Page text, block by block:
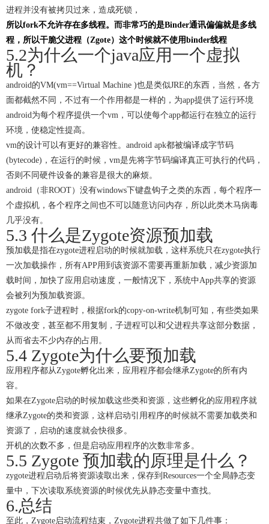
进程并没有被拷贝过来，造成死锁，
所以fork不允许存在多线程。而非常巧的是Binder通讯偏偏就是多线
程，所以干脆父进程（Zgote）这个时候就不使用binder线程
5.2为什么一个java应用一个虚拟
机？
android的VM(vm==Virtual Machine )也是类似JRE的东西，当然，各方
面都截然不同，不过有一个作用都是一样的，为app提供了运行环境
android为每个程序提供一个vm，可以使每个app都运行在独立的运行
环境，使稳定性提高。
vm的设计可以有更好的兼容性。android apk都被编译成字节码
(bytecode)，在运行的时候，vm是先将字节码编译真正可执行的代码，
否则不同硬件设备的兼容是很大的麻烦。
android（非ROOT）没有windows下键盘钩子之类的东西，每个程序一
个虚拟机，各个程序之间也不可以随意访问内存，所以此类木马病毒
几乎没有。
5.3 什么是Zygote资源预加载
预加载是指在zygote进程启动的时候就加载，这样系统只在zygote执行
一次加载操作，所有APP用到该资源不需要再重新加载，减少资源加
载时间，加快了应用启动速度，一般情况下，系统中App共享的资源
会被列为预加载资源。
zygote fork子进程时，根据fork的copy-on-write机制可知，有些类如果
不做改变，甚至都不用复制，子进程可以和父进程共享这部分数据，
从而省去不少内存的占用。
5.4 Zygote为什么要预加载
应用程序都从Zygote孵化出来，应用程序都会继承Zygote的所有内
容。
如果在Zygote启动的时候加载这些类和资源，这些孵化的应用程序就
继承Zygote的类和资源，这样启动引用程序的时候就不需要加载类和
资源了，启动的速度就会快很多。
开机的次数不多，但是启动应用程序的次数非常多。
5.5 Zygote 预加载的原理是什么？
zygote进程启动后将资源读取出来，保存到Resources一个全局静态变
量中，下次读取系统资源的时候优先从静态变量中查找。
6.总结
至此，Zygote启动流程结束，Zygote进程共做了如下几件事：